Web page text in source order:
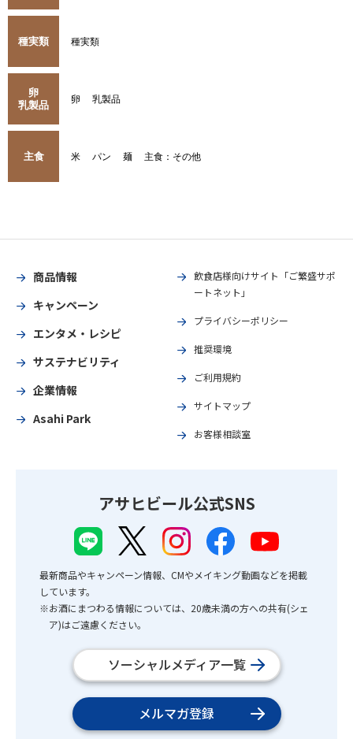
種実類 種実類
卵
乳製品
卵 乳製品
主食 米 パン 麺 主食：その他
商品情報
キャンペーン
エンタメ・レシピ
サステナビリティ
企業情報
Asahi Park
飲食店様向けサイト「ご繁盛サポ
ートネット」
プライバシーポリシー
推奨環境
ご利用規約
サイトマップ
お客様相談室
アサヒビール公式SNS
最新商品やキャンペーン情報、CMやメイキング動画などを掲載
しています。
※お酒にまつわる情報については、20歳未満の方への共有(シェ
ア)はご遠慮ください。
ソーシャルメディア一覧
メルマガ登録